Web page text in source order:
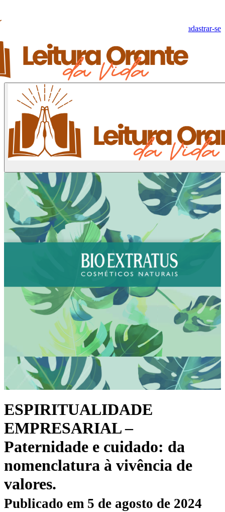
Cadastrar-se
ESPIRITUALIDADE
EMPRESARIAL –
Paternidade e cuidado: da
nomenclatura à vivência de
valores.
Publicado em 5 de agosto de 2024